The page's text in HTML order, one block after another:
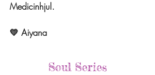
Medicinhjul.
💛 Aiyana
Soul Series